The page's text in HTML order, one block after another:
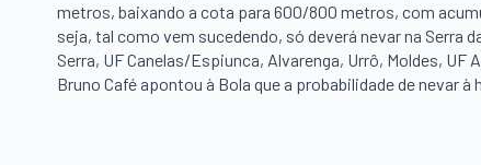
metros, baixando a cota para 600/800 metros, com
seja, tal como vem sucedendo, só deverá nevar na Serra
Serra, UF Canelas/Espiunca, Alvarenga, Urrô, Moldes,
Bruno Café apontou à Bola que a probabilidade de nevar à